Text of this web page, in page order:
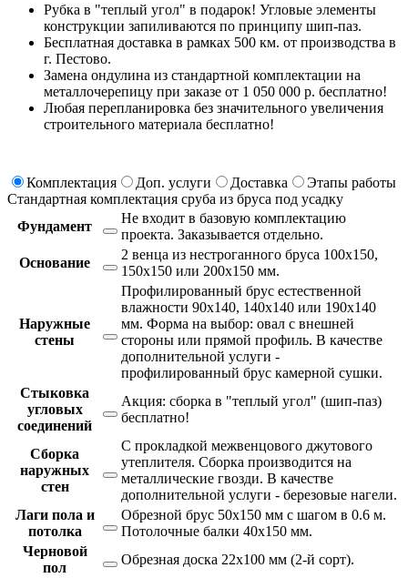
Рубка в "теплый угол" в подарок! Угловые элементы
конструкции запиливаются по принципу шип-паз.
Бесплатная доставка в рамках 500 км. от производства в
г. Пестово.
Замена ондулина из стандартной комплектации на
металлочерепицу при заказе от 1 050 000 р. бесплатно!
Любая перепланировка без значительного увеличения
строительного материала бесплатно!
Комплектация Доп. услуги Доставка
Этапы работы
Стандартная комплектация сруба из бруса под усадку
Фундамент
Не входит в базовую комплектацию
проекта. Заказывается отдельно.
Основание
2 венца из нестроганного бруса 100х150,
150х150 или 200х150 мм.
Наружные
стены
Профилированный брус естественной
влажности 90х140, 140х140 или 190х140
мм. Форма на выбор: овал с внешней
стороны или прямой профиль. В качестве
дополнительной услуги -
профилированный брус камерной сушки.
Стыковка
угловых
соединений
Акция: сборка в "теплый угол" (шип-паз)
бесплатно!
Сборка
наружных
стен
С прокладкой межвенцового джутового
утеплителя. Сборка производится на
металлические гвозди. В качестве
дополнительной услуги - березовые нагели.
Лаги пола и
потолка
Обрезной брус 50х150 мм с шагом в 0.6 м.
Потолочные балки 40х150 мм.
Черновой
пол
Обрезная доска 22х100 мм (2-й сорт).